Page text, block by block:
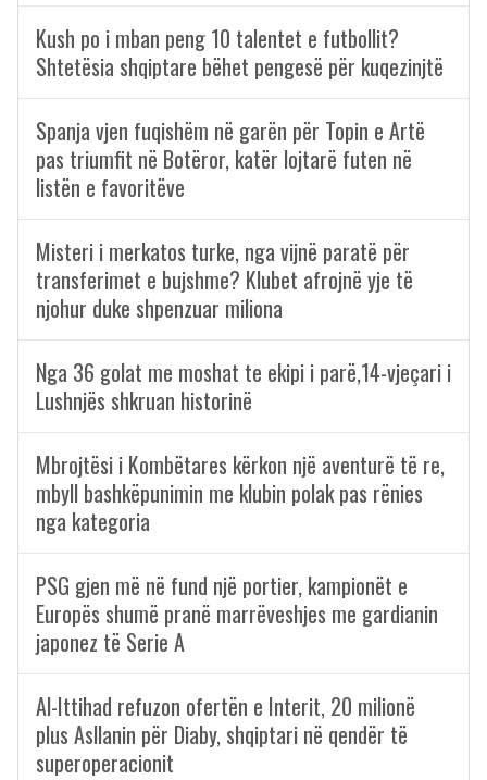
Kush po i mban peng 10 talentet e futbollit?
Shtetësia shqiptare bëhet pengesë për kuqezinjtë
Spanja vjen fuqishëm në garën për Topin e Artë
pas triumfit në Botëror, katër lojtarë futen në
listën e favoritëve
Misteri i merkatos turke, nga vijnë paratë për
transferimet e bujshme? Klubet afrojnë yje të
njohur duke shpenzuar miliona
Nga 36 golat me moshat te ekipi i parë,14-vjeçari i
Lushnjës shkruan historinë
Mbrojtësi i Kombëtares kërkon një aventurë të re,
mbyll bashkëpunimin me klubin polak pas rënies
nga kategoria
PSG gjen më në fund një portier, kampionët e
Europës shumë pranë marrëveshjes me gardianin
japonez të Serie A
Al-Ittihad refuzon ofertën e Interit, 20 milionë
plus Asllanin për Diaby, shqiptari në qendër të
superoperacionit